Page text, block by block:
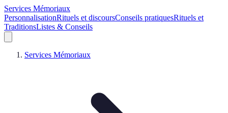
Services Mémoriaux
PersonnalisationRituels et discoursConseils pratiquesRituels et
TraditionsListes & Conseils
Services Mémoriaux